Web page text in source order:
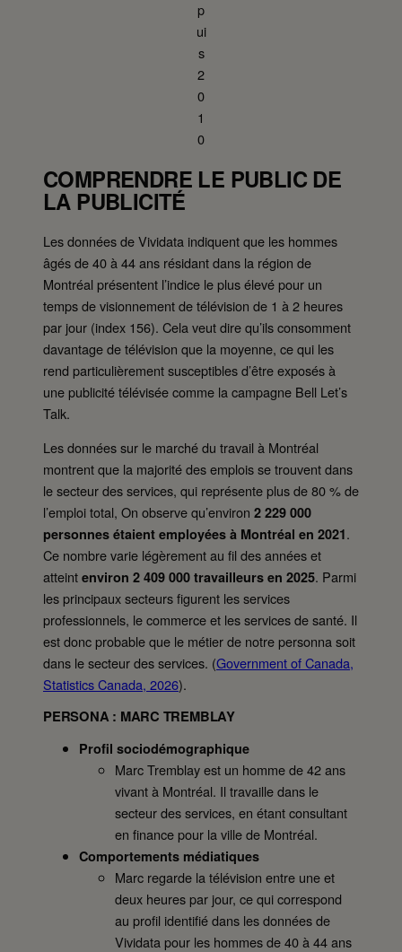
p
ui
s
2
0
1
0
COMPRENDRE LE PUBLIC DE
LA PUBLICITÉ
Les données de Vividata indiquent que les hommes
âgés de 40 à 44 ans résidant dans la région de
Montréal présentent l’indice le plus élevé pour un
temps de visionnement de télévision de 1 à 2 heures
par jour (index 156). Cela veut dire qu’ils consomment
davantage de télévision que la moyenne, ce qui les
rend particulièrement susceptibles d’être exposés à
une publicité télévisée comme la campagne Bell Let’s
Talk.
Les données sur le marché du travail à Montréal
montrent que la majorité des emplois se trouvent dans
le secteur des services, qui représente plus de 80 % de
l’emploi total, On observe qu’environ 2 229 000
personnes étaient employées à Montréal en 2021.
Ce nombre varie légèrement au fil des années et
atteint environ 2 409 000 travailleurs en 2025. Parmi
les principaux secteurs figurent les services
professionnels, le commerce et les services de santé. Il
est donc probable que le métier de notre personna soit
dans le secteur des services. (Government of Canada,
Statistics Canada, 2026).
PERSONA : MARC TREMBLAY
Profil sociodémographique
Marc Tremblay est un homme de 42 ans
vivant à Montréal. Il travaille dans le
secteur des services, en étant consultant
en finance pour la ville de Montréal.
Comportements médiatiques
Marc regarde la télévision entre une et
deux heures par jour, ce qui correspond
au profil identifié dans les données de
Vividata pour les hommes de 40 à 44 ans